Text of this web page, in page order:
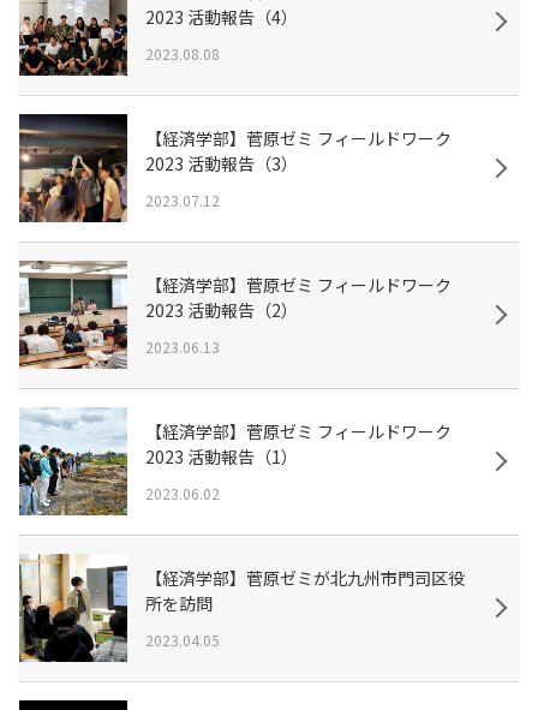
2023 活動報告（4）
2023.08.08
【経済学部】菅原ゼミ フィールドワーク
2023 活動報告（3）
2023.07.12
【経済学部】菅原ゼミ フィールドワーク
2023 活動報告（2）
2023.06.13
【経済学部】菅原ゼミ フィールドワーク
2023 活動報告（1）
2023.06.02
【経済学部】菅原ゼミが北九州市門司区役
所を訪問
2023.04.05